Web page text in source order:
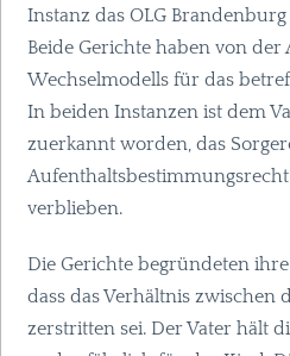
Instanz das OLG Brandenburg
Beide Gerichte haben von
Wechselmodells für das
In beiden Instanzen ist dem
zuerkannt worden, das
verblieben.
Die Gerichte begründeten
dass das Verhältnis zwischen
zerstritten sei. Der Vater hält